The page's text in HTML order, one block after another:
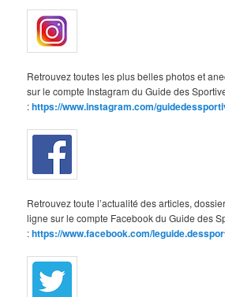
Retrouvez toutes les plus belles photos et
sur le compte Instagram du Guide des
:https://www.instagram.com/
Retrouvez toute l’actualité des articles,
ligne sur le compte Facebook du Guide des
:https://www.facebook.com/